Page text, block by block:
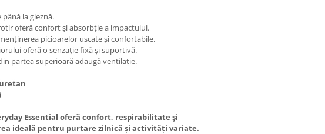
la gleznă.
oferă confort și absorbție a impactului.
picioarelor uscate și confortabile.
oferă o senzație fixă și suportivă.
partea superioară adaugă ventilație.
Essential oferă confort, respirabilitate și
ideală pentru purtare zilnică și activități variate.